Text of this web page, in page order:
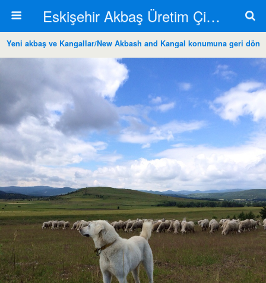
Eskişehir Akbaş Üretim Çiftliği
Yeni akbaş ve Kangallar/New Akbash and Kangal konumuna geri dön